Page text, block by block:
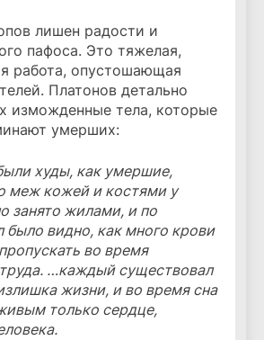
лишен радости и
пафоса. Это тяжелая,
работа, опустошающая
Платонов детально
изможденные тела, которые
умерших:
худы, как умершие,
меж кожей и костями у
занято жилами, и по
видно, как много крови
во время
…каждый существовал
жизни, и во время сна
только сердце,